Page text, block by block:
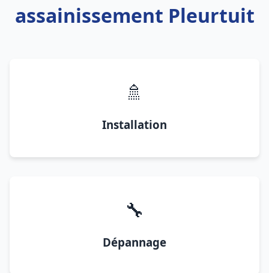
assainissement Pleurtuit
🚿
Installation
🔧
Dépannage